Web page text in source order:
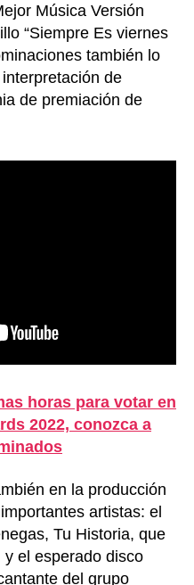
Música Versión
“Siempre Es viernes
también lo
de
de premiación de
horas para votar en
2022, conozca a
en la producción
artistas: el
Tu Historia, que
el esperado disco
del grupo